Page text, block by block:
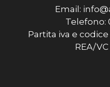
Email:
Telefono:
Partita iva e
REA/